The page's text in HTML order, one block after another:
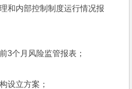
内部控制制度运行情况报
个月风险监管报表；
立方案；